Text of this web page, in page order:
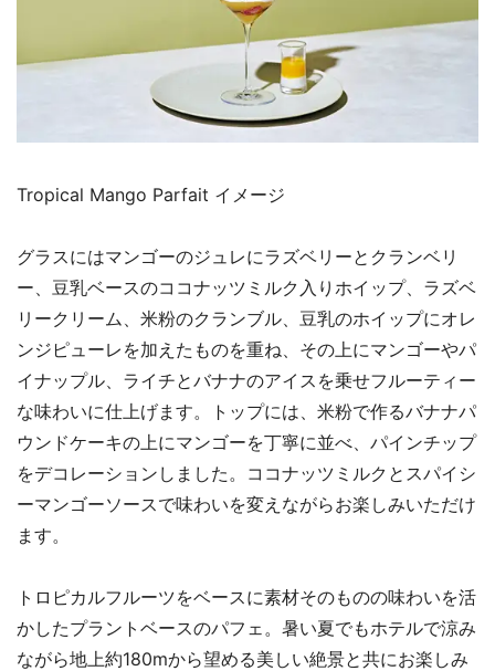
Tropical Mango Parfait イメージ
グラスにはマンゴーのジュレにラズベリーとクランベリ
ー、豆乳ベースのココナッツミルク入りホイップ、ラズベ
リークリーム、米粉のクランブル、豆乳のホイップにオレ
ンジピューレを加えたものを重ね、その上にマンゴーやパ
イナップル、ライチとバナナのアイスを乗せフルーティー
な味わいに仕上げます。トップには、米粉で作るバナナパ
ウンドケーキの上にマンゴーを丁寧に並べ、パインチップ
をデコレーションしました。ココナッツミルクとスパイシ
ーマンゴーソースで味わいを変えながらお楽しみいただけ
ます。
トロピカルフルーツをベースに素材そのものの味わいを活
かしたプラントベースのパフェ。暑い夏でもホテルで涼み
ながら地上約180mから望める美しい絶景と共にお楽しみ